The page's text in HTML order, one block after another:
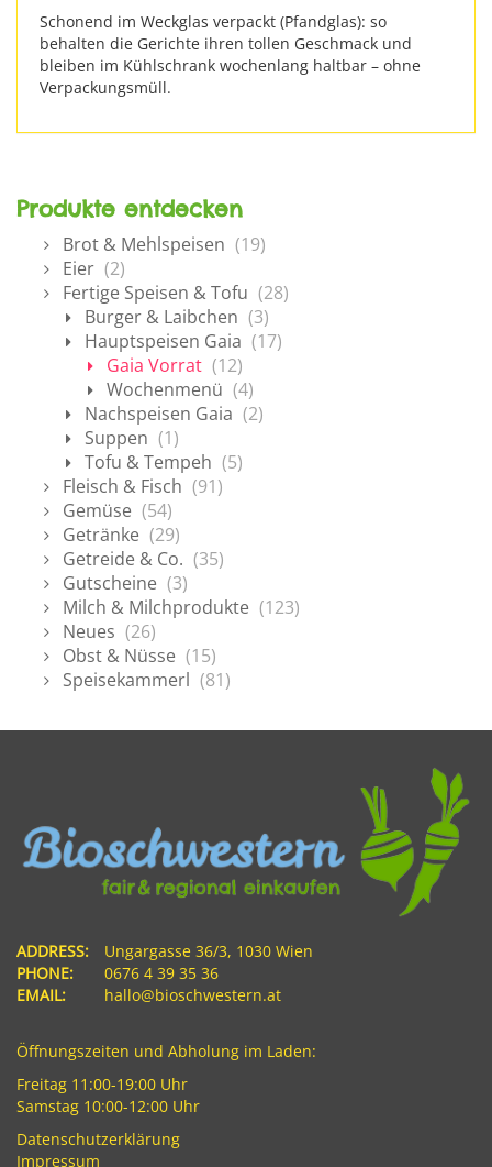
Schonend im Weckglas verpackt (Pfandglas): so
behalten die Gerichte ihren tollen Geschmack und
bleiben im Kühlschrank wochenlang haltbar – ohne
Verpackungsmüll.
Produkte entdecken
Brot & Mehlspeisen (19)
Eier (2)
Fertige Speisen & Tofu (28)
Burger & Laibchen (3)
Hauptspeisen Gaia (17)
Gaia Vorrat (12)
Wochenmenü (4)
Nachspeisen Gaia (2)
Suppen (1)
Tofu & Tempeh (5)
Fleisch & Fisch (91)
Gemüse (54)
Getränke (29)
Getreide & Co. (35)
Gutscheine (3)
Milch & Milchprodukte (123)
Neues (26)
Obst & Nüsse (15)
Speisekammerl (81)
ADDRESS:
Ungargasse 36/3, 1030 Wien
PHONE:
0676 4 39 35 36
EMAIL:
hallo@bioschwestern.at
Öffnungszeiten und Abholung im Laden:
Freitag 11:00-19:00 Uhr
Samstag 10:00-12:00 Uhr
Datenschutzerklärung
Impressum